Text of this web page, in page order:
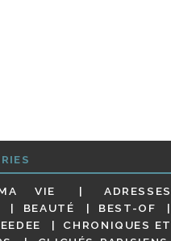
VIE
ADRESSES
BEAUTÉ
BEST-OF
CHRONIQUES ET